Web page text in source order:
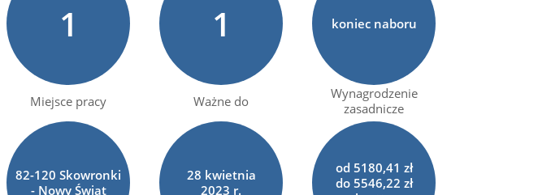
1 1 koniec naboru
Miejsce pracy
82-120 Skowronki
- Nowy Świat
Ważne do
28 kwietnia
2023 r.
Wynagrodzenie
zasadnicze
od 5180,41 zł
do 5546,22 zł